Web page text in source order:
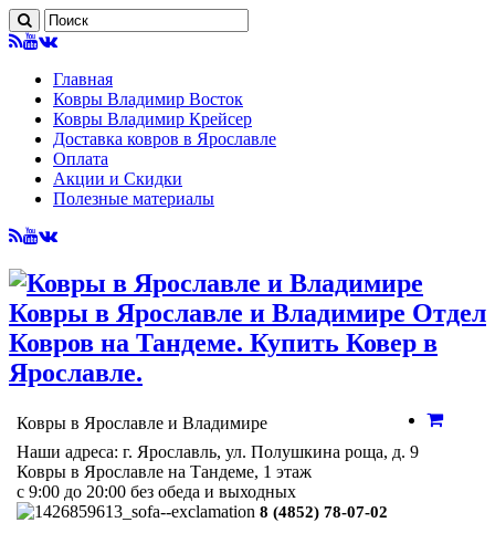
Главная
Ковры Владимир Восток
Ковры Владимир Крейсер
Доставка ковров в Ярославле
Оплата
Акции и Скидки
Полезные материалы
Ковры в Ярославле и Владимире Отдел
Ковров на Тандеме. Купить Ковер в
Ярославле.
Ковры в Ярославле и Владимире
Наши адреса: г. Ярославль, ул. Полушкина роща, д. 9
Ковры в Ярославле на Тандеме, 1 этаж
с 9:00 до 20:00 без обеда и выходных
8 (4852) 78-07-02